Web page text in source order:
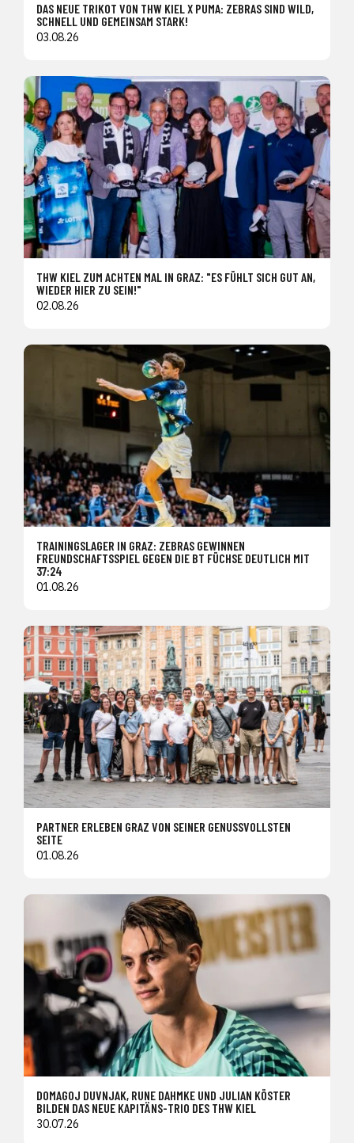
DAS NEUE TRIKOT VON THW KIEL X PUMA: ZEBRAS SIND WILD,
SCHNELL UND GEMEINSAM STARK!
03.08.26
THW KIEL ZUM ACHTEN MAL IN GRAZ: "ES FÜHLT SICH GUT AN,
WIEDER HIER ZU SEIN!"
02.08.26
TRAININGSLAGER IN GRAZ: ZEBRAS GEWINNEN
FREUNDSCHAFTSSPIEL GEGEN DIE BT FÜCHSE DEUTLICH MIT
37:24
01.08.26
PARTNER ERLEBEN GRAZ VON SEINER GENUSSVOLLSTEN
SEITE
01.08.26
DOMAGOJ DUVNJAK, RUNE DAHMKE UND JULIAN KÖSTER
BILDEN DAS NEUE KAPITÄNS-TRIO DES THW KIEL
30.07.26